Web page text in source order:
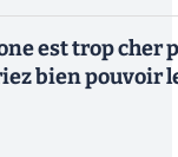
est trop cher
bien pouvoir